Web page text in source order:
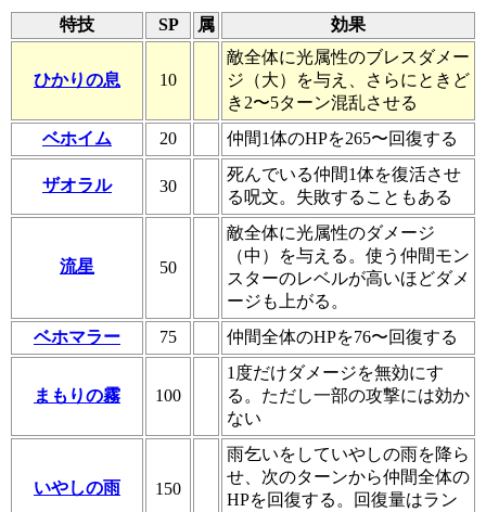
特技 SP 属 効果
ひかりの息 10
敵全体に光属性のブレスダメー
ジ（大）を与え、さらにときど
き2〜5ターン混乱させる
ベホイム
20 仲間1体のHPを265〜回復する
ザオラル 30
死んでいる仲間1体を復活させ
る呪文。失敗することもある
流星 50
敵全体に光属性のダメージ
（中）を与える。使う仲間モン
スターのレベルが高いほどダメ
ージも上がる。
ベホマラー
75 仲間全体のHPを76〜回復する
まもりの霧 100
1度だけダメージを無効にす
る。ただし一部の攻撃には効か
ない
いやしの雨 150
雨乞いをしていやしの雨を降ら
せ、次のターンから仲間全体の
HPを回復する。回復量はラン